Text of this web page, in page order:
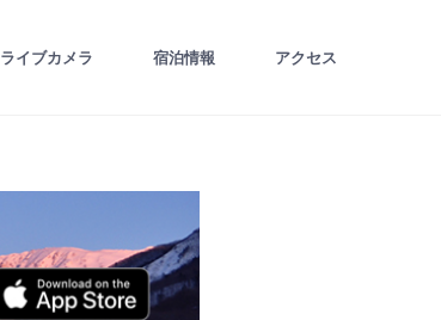
ライブカメラ 宿泊情報 アクセス